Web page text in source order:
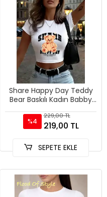
Share Happy Day Teddy
Bear Baskılı Kadın Babby
Esnek Yumuşak Üstler İ
%4
229,00 TL
219,00 TL
SEPETE EKLE